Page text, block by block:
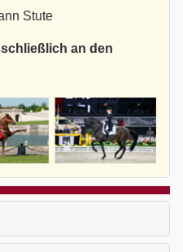
Stute
an den